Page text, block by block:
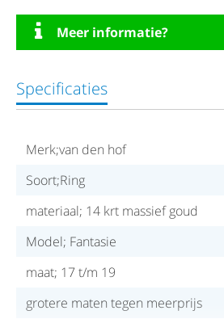
Meer informatie?
Specificaties
Merk;van den hof
Soort;Ring
materiaal; 14 krt massief goud
Model; Fantasie
maat; 17 t/m 19
grotere maten tegen meerprijs